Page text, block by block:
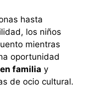
hasta
los niños
mientras
oportunidad
familia y
de ocio cultural.